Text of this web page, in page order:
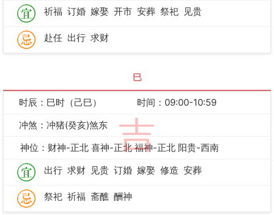
祈福 订婚 嫁娶 开市 安葬 祭祀 见贵
赴任 出行 求财
巳
吉
时辰：巳时（己巳）
时间：09:00-10:59
冲煞：冲猪(癸亥)煞东
神位：财神-正北 喜神-正北 福神-正北 阳贵-西南
出行 求财 见贵 订婚 嫁娶 修造 安葬
祭祀 祈福 斋醮 酬神